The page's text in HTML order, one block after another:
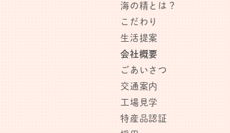
海の精とは？
こだわり
生活提案
会社概要
ごあいさつ
交通案内
工場見学
特産品認証